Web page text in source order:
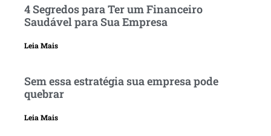
4 Segredos para Ter um Financeiro
Saudável para Sua Empresa
Leia Mais
Sem essa estratégia sua empresa pode
quebrar
Leia Mais